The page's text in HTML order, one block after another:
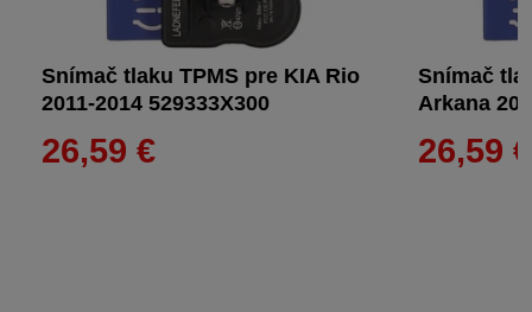
Snímač tlaku TPMS pre KIA Rio
2011-2014 529333X300
26,59 €
Snímač
Arkana
26,59 €